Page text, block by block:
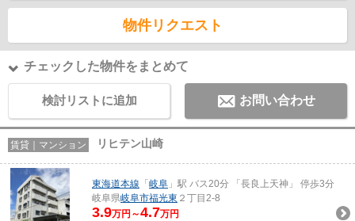
物件リクエスト
チェックした物件をまとめて
検討リストに追加 お問い合わせ
賃貸｜マンション リヒテン山崎
東海道本線 「 岐阜 」駅 バス20分 「長良上天神」 停歩3分
岐阜県岐阜市福光東 ２丁目2-8
3.9万円～4.7万円